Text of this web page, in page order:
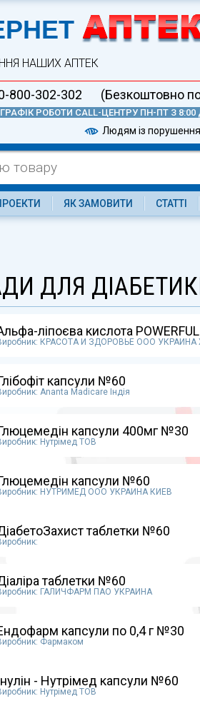
НАШИХ АПТЕК
800-302-302 (Безкоштовно по
ГРАФІК РОБОТИ CALL-ЦЕНТРУ ПН-ПТ З
Людям із
ЯК ЗАМОВИТИ СТАТТІ
ДЛЯ
ліпоєва кислота
КРАСОТА И ЗДОРОВЬЕ ООО УКРАИНА
капсули №60
Ananta Madicare Індія
капсули 400мг №30
Нутрімед ТОВ
капсули №60
НУТРИМЕД ООО УКРАИНА КИЕВ
таблетки №60
таблетки №60
ГАЛИЧФАРМ ПАО УКРАИНА
капсули по 0,4 г №30
Фармаком
- Нутрімед капсули №60
Нутрімед ТОВ